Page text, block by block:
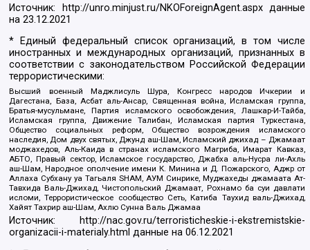
Источник: http://unro.minjust.ru/NKOForeignAgent.aspxданные
на23.12.2021
* Единый федеральный список организаций, в том числе
иностранных и международных организаций, признанных в
соответствии с законодательством Российской Федерации
террористическими:
Высший военный Маджлисуль Шура, Конгресс народов Ичкерии и
Дагестана, База, Асбат аль-Ансар, Священная война, Исламская группа,
Братья-мусульмане, Партия исламского освобождения, Лашкар-И-Тайба,
Исламская группа, Движение Талибан, Исламская партия Туркестана,
Общество социальных реформ, Общество возрождения исламского
наследия, Дом двух святых, Джунд аш-Шам, Исламский джихад – Джамаат
моджахедов, Аль-Каида в странах исламского Магриба, Имарат Кавказ,
АБТО, Правый сектор, Исламское государство, Джабха аль-Нусра ли-Ахль
аш-Шам, Народное ополчение имени К. Минина и Д. Пожарского, Аджр от
Аллаха Субхану уа Тагьаля SHAM, АУМ Синрике, Муджахеды джамаата Ат-
Тавхида Валь-Джихад, Чистопольский Джамаат, Рохнамо ба суи давлати
исломи, Террористическое сообщество Сеть, Катиба Таухид валь-Джихад,
Хайят Тахрир аш-Шам, Ахлю Сунна Валь Джамаа
Источник:
http://nac.gov.ru/terroristicheskie-i-ekstremistskie-
organizacii-i-materialy.html данные на06.12.2021